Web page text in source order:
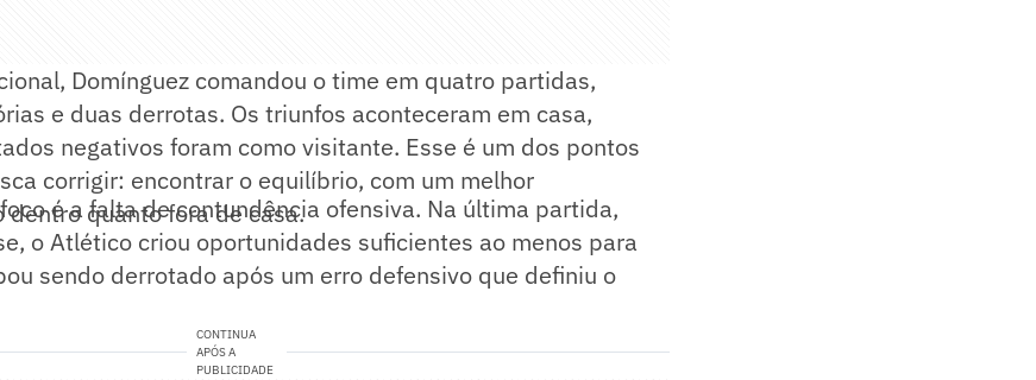
Domínguez comandou o time em quatro partidas,
e duas derrotas. Os triunfos aconteceram em casa,
negativos foram como visitante. Esse é um dos pontos
corrigir: encontrar o equilíbrio, com um melhor
dentro quanto fora de casa.
é a falta de contundência ofensiva. Na última partida,
o Atlético criou oportunidades suficientes ao menos para
sendo derrotado após um erro defensivo que definiu o
CONTINUA
APÓS A
PUBLICIDADE